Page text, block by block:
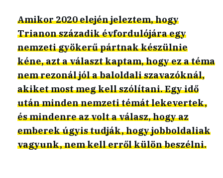
Amikor 2020 elején jeleztem, hogy
Trianon századik évfordulójára egy
nemzeti gyökerű pártnak készülnie
kéne, azt a választ kaptam, hogy ez a téma
nem rezonál jól a baloldali szavazóknál,
akiket most meg kell szólítani. Egy idő
után minden nemzeti témát lekevertek,
és mindenre az volt a válasz, hogy az
emberek úgyis tudják, hogy jobboldaliak
vagyunk, nem kell erről külön beszélni.